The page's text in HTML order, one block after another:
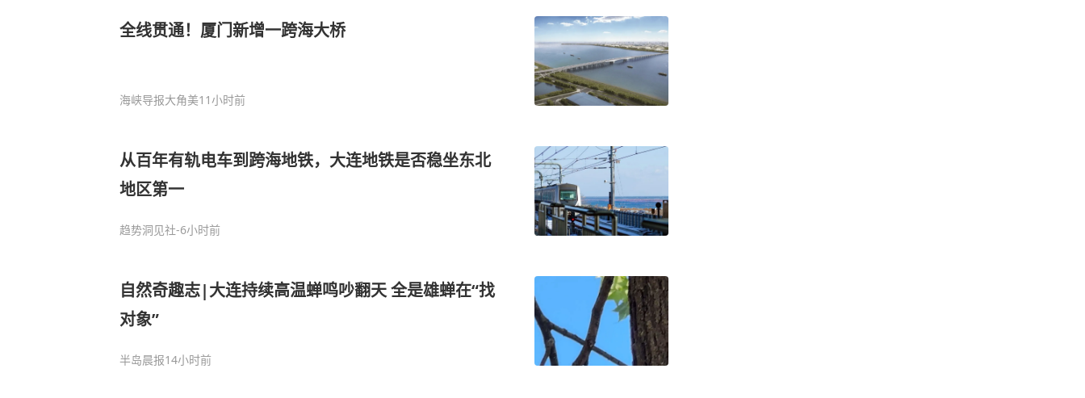
全线贯通！厦门新增一跨海大桥
海峡导报大角美11小时前
从百年有轨电车到跨海地铁，大连地铁是否稳坐东北
地区第一
趋势洞见社-6小时前
自然奇趣志|大连持续高温蝉鸣吵翻天 全是雄蝉在“找
对象”
半岛晨报14小时前